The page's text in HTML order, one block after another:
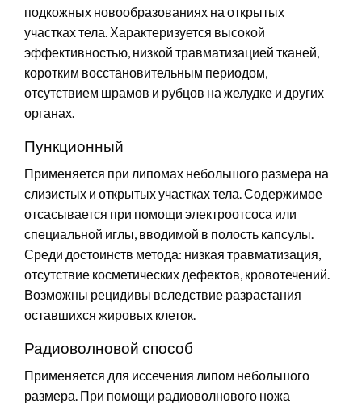
подкожных новообразованиях на открытых
участках тела. Характеризуется высокой
эффективностью, низкой травматизацией тканей,
коротким восстановительным периодом,
отсутствием шрамов и рубцов на желудке и других
органах.
Пункционный
Применяется при липомах небольшого размера на
слизистых и открытых участках тела. Содержимое
отсасывается при помощи электроотсоса или
специальной иглы, вводимой в полость капсулы.
Среди достоинств метода: низкая травматизация,
отсутствие косметических дефектов, кровотечений.
Возможны рецидивы вследствие разрастания
оставшихся жировых клеток.
Радиоволновой способ
Применяется для иссечения липом небольшого
размера. При помощи радиоволнового ножа